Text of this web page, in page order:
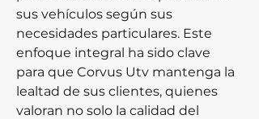
sus vehículos según sus
necesidades particulares. Este
enfoque integral ha sido clave
para que Corvus Utv mantenga la
lealtad de sus clientes, quienes
valoran no solo la calidad del